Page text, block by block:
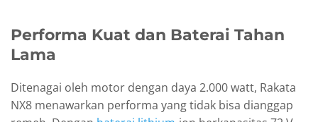
Performa Kuat dan Baterai Tahan
Lama
Ditenagai oleh motor dengan daya 2.000 watt, Rakata
NX8 menawarkan performa yang tidak bisa dianggap